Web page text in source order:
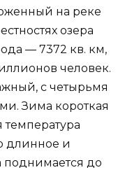
на реке
озера
— 7372 кв. км,
человек.
с четырьмя
Зима короткая
длинное и
поднимается до